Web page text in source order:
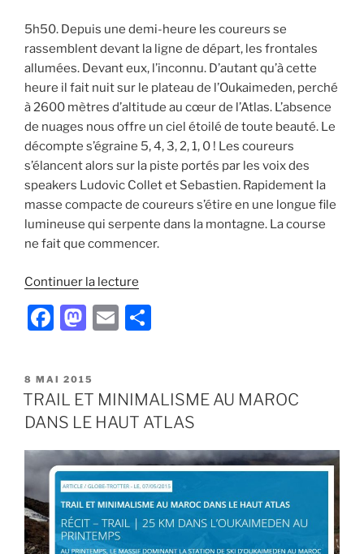
5h50. Depuis une demi-heure les coureurs se
rassemblent devant la ligne de départ, les frontales
allumées. Devant eux, l’inconnu. D’autant qu’à cette
heure il fait nuit sur le plateau de l’Oukaimeden, perché
à 2600 mètres d’altitude au cœur de l’Atlas. L’absence
de nuages nous offre un ciel étoilé de toute beauté. Le
décompte s’égraine 5, 4, 3, 2, 1, 0 ! Les coureurs
s’élancent alors sur la piste portés par les voix des
speakers Ludovic Collet et Sebastien. Rapidement la
masse compacte de coureurs s’étire en une longue file
lumineuse qui serpente dans la montagne. La course
ne fait que commencer.
Continuer la lecture
PÉRÉGRINATIONS
À
L’UTAT »
F
c
e
b
o
o
k
M
st
o
d
o
n
E
l
g
er
PUBLIÉ
LE
8 MAI 2015
TRAIL ET MINIMALISME AU MAROC
DANS LE HAUT ATLAS